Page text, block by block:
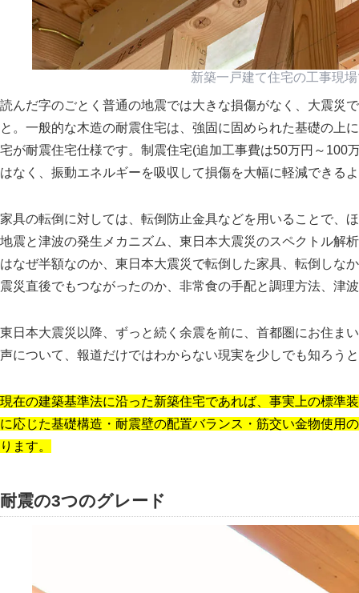
新築一戸建て住宅の工事現
読んだ字のごとく普通の地震では大きな損傷がなく、大震災
と。一般的な木造の耐震住宅は、強固に固められた基礎の上
宅が耐震住宅仕様です。制震住宅(追加工事費は50万円～100
はなく、振動エネルギーを吸収して損傷を大幅に軽減できる
家具の転倒に対しては、転倒防止金具などを用いることで、
地震と津波の発生メカニズム、東日本大震災のスペクトル解
はなぜ半額なのか、東日本大震災で転倒した家具、転倒しな
震災直後でもつながったのか、非常食の手配と調理方法、津
東日本大震災以降、ずっと続く余震を前に、首都圏にお住ま
声について、報道だけではわからない現実を少しでも知ろう
現在の建築基準法に沿った新築住宅であれば、事実上の標準
に応じた基礎構造・耐震壁の配置バランス・筋交い金物使用
ります。
耐震の3つのグレード